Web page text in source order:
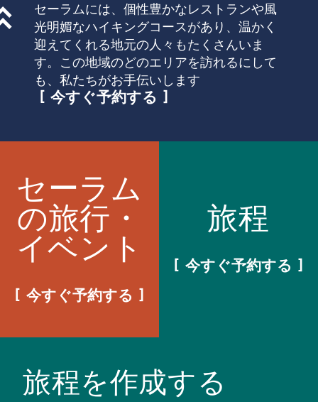
セーラムには、個性豊かなレストランや風
光明媚なハイキングコースがあり、温かく
迎えてくれる地元の人々もたくさんいま
す。この地域のどのエリアを訪れるにして
も、私たちがお手伝いします
今すぐ予約する
セーラム
の旅行・
イベント
今すぐ予約する
旅程
今すぐ予約する
旅程を作成する